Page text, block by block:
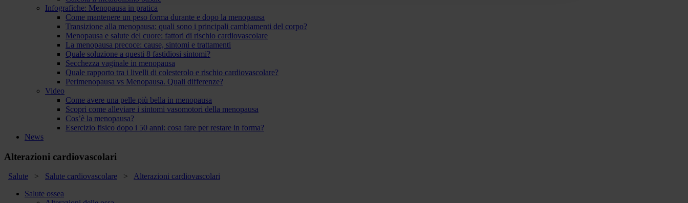
Infografiche: Menopausa in pratica
Come mantenere un peso forma durante e dopo la menopausa
Transizione alla menopausa: quali sono i principali cambiamenti del corpo?
Menopausa e salute del cuore: fattori di rischio cardiovascolare
La menopausa precoce: cause, sintomi e trattamenti
Quale soluzione a questi 8 fastidiosi sintomi?
Secchezza vaginale in menopausa
Quale rapporto tra i livelli di colesterolo e rischio cardiovascolare?
Perimenopausa vs Menopausa. Quali differenze?
Video
Come avere una pelle più bella in menopausa
Scopri come alleviare i sintomi vasomotori della menopausa
Cos’è la menopausa?
Esercizio fisico dopo i 50 anni: cosa fare per restare in forma?
News
Alterazioni cardiovascolari
Salute > Salute cardiovascolare > Alterazioni cardiovascolari
Salute ossea